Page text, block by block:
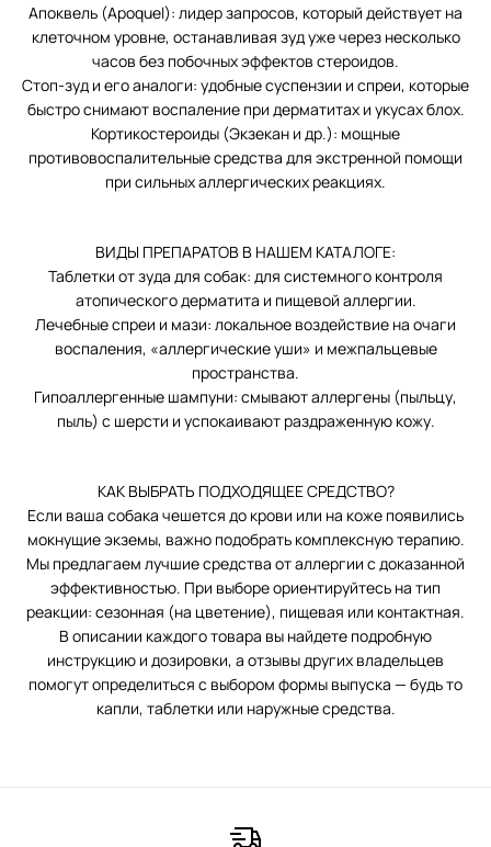
Апоквель (Apoquel): лидер запросов, который действует на
клеточном уровне, останавливая зуд уже через несколько
часов без побочных эффектов стероидов.
Стоп-зуд и его аналоги: удобные суспензии и спреи, которые
быстро снимают воспаление при дерматитах и укусах блох.
Кортикостероиды (Экзекан и др.): мощные
противовоспалительные средства для экстренной помощи
при сильных аллергических реакциях.
ВИДЫ ПРЕПАРАТОВ В НАШЕМ КАТАЛОГЕ:
Таблетки от зуда для собак: для системного контроля
атопического дерматита и пищевой аллергии.
Лечебные спреи и мази: локальное воздействие на очаги
воспаления, «аллергические уши» и межпальцевые
пространства.
Гипоаллергенные шампуни: смывают аллергены (пыльцу,
пыль) с шерсти и успокаивают раздраженную кожу.
КАК ВЫБРАТЬ ПОДХОДЯЩЕЕ СРЕДСТВО?
Если ваша собака чешется до крови или на коже появились
мокнущие экземы, важно подобрать комплексную терапию.
Мы предлагаем лучшие средства от аллергии с доказанной
эффективностью. При выборе ориентируйтесь на тип
реакции: сезонная (на цветение), пищевая или контактная.
В описании каждого товара вы найдете подробную
инструкцию и дозировки, а отзывы других владельцев
помогут определиться с выбором формы выпуска — будь то
капли, таблетки или наружные средства.